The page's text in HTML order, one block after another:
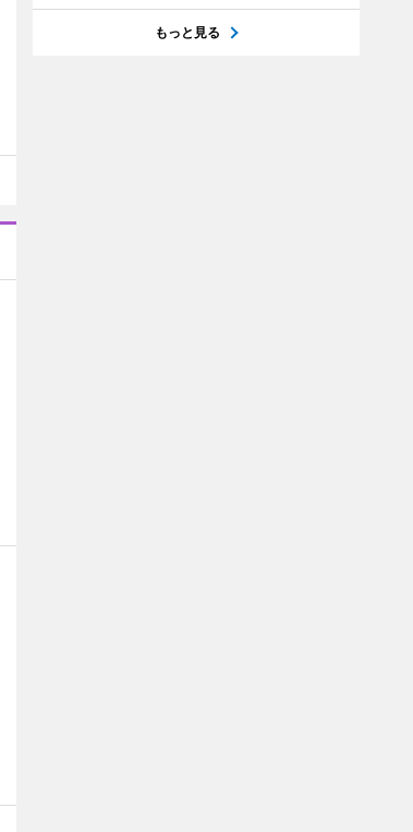
もっと見る